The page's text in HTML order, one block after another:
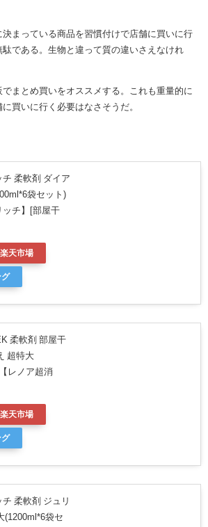
決まっている商品を習慣付けで店舗に買いに行
駄である。生物と違って質の違いさえなけれ
まとめ買いをオススメする。これも重量的に
買いに行く必要はなさそうだ。
柔軟剤 ダイア
袋セット)
ッチ】[部屋干
楽天市場
グ
柔軟剤 部屋干
超特大
レノア超消
楽天市場
グ
柔軟剤 ジュリ
(1200ml*6袋セ